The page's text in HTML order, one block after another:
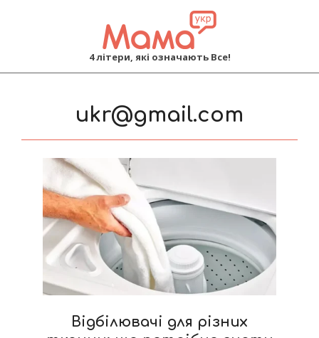
4 літери, які означають Все!
ukr@gmail.com
Відбілювачі для різних